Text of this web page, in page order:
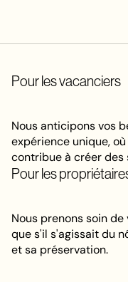
Pour les vacanciers
Nous anticipons vos
expérience unique,
contribue à créer des
Pour les
Nous prenons soin
que s'il s'agissait du
et sa préservation.